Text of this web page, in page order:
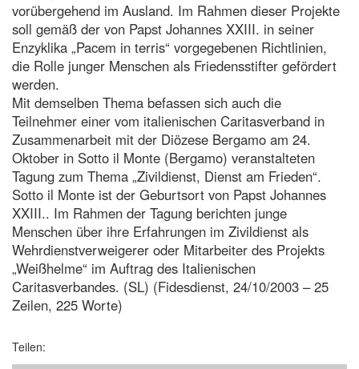
vorübergehend im Ausland. Im Rahmen dieser Projekte
soll gemäß der von Papst Johannes XXIII. in seiner
Enzyklika „Pacem in terris“ vorgegebenen Richtlinien,
die Rolle junger Menschen als Friedensstifter gefördert
werden.
Mit demselben Thema befassen sich auch die
Teilnehmer einer vom italienischen Caritasverband in
Zusammenarbeit mit der Diözese Bergamo am 24.
Oktober in Sotto il Monte (Bergamo) veranstalteten
Tagung zum Thema „Zivildienst, Dienst am Frieden“.
Sotto il Monte ist der Geburtsort von Papst Johannes
XXIII.. Im Rahmen der Tagung berichten junge
Menschen über ihre Erfahrungen im Zivildienst als
Wehrdienstverweigerer oder Mitarbeiter des Projekts
„Weißhelme“ im Auftrag des Italienischen
Caritasverbandes. (SL) (Fidesdienst, 24/10/2003 – 25
Zeilen, 225 Worte)
Teilen: